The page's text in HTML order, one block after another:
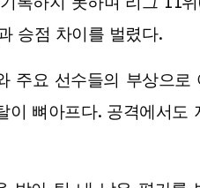
승점 차이를 벌렸다.
주요 선수들의 부상으로
뼈아프다. 공격에서도